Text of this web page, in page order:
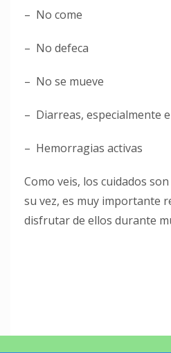
– No come
– No defeca
– No se mueve
– Diarreas, especialmente
– Hemorragias activas
Como veis, los cuidados
su vez, es muy importante
disfrutar de ellos durante